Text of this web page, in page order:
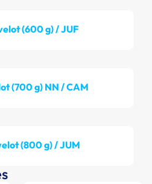
(600 g) / JUF
(700 g) NN / CAM
(800 g) / JUM